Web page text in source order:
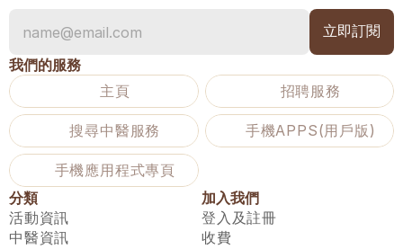
我們的服務
主頁
招聘服務
搜尋中醫服務 手機APPS(用戶版)
手機應用程式專頁
分類
活動資訊
中醫資訊
加入我們
登入及註冊
收費